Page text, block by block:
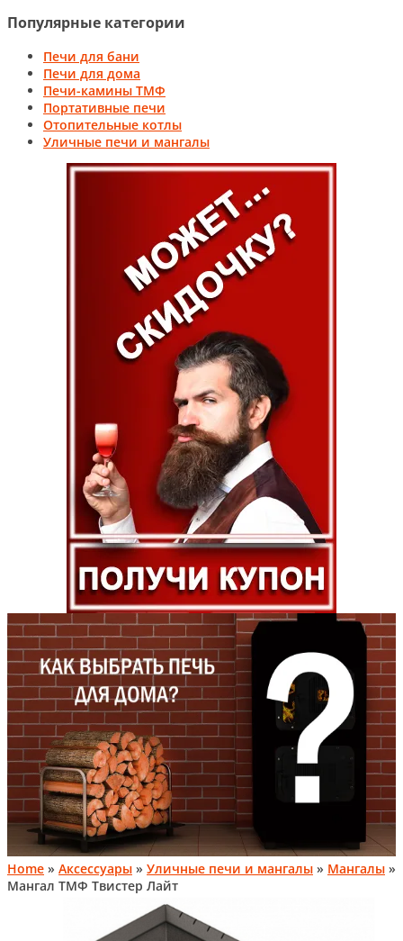
Популярные категории
Печи для бани
Печи для дома
Печи-камины ТМФ
Портативные печи
Отопительные котлы
Уличные печи и мангалы
Home » Аксессуары » Уличные печи и мангалы » Мангалы »
Мангал ТМФ Твистер Лайт